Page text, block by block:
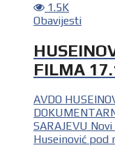
1.5K
Obavijesti
FILMA
AVDO
SARAJEVU
Huseinović pod